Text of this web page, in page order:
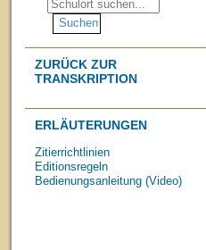
ZURÜCK ZUR
TRANSKRIPTION
ERLÄUTERUNGEN
Zitierrichtlinien
Editionsregeln
Bedienungsanleitung (Video)